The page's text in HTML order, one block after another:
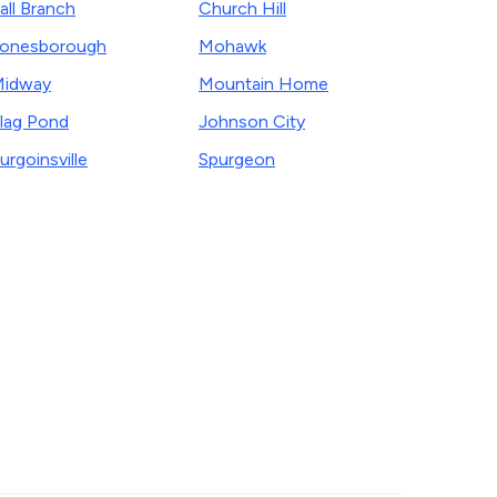
Branch
Pond
Church Hill
Mohawk
Mountain Home
Johnson City
Spurgeon